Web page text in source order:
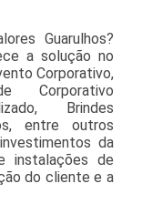
Guarulhos?
a solução no
Corporativo,
Corporativo
Brindes
entre outros
da
instalações de
do cliente e a